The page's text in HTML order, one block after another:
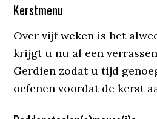
Kerstmenu
Over vijf weken is het
krijgt u nu al een
Gerdien zodat u tijd
oefenen voordat de kerst